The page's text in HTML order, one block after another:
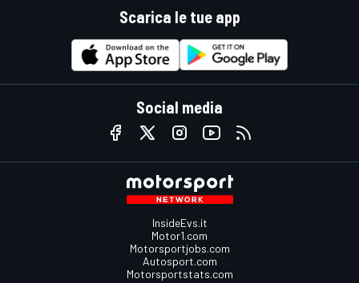
Scarica le tue app
Social media
InsideEvs.it
Motor1.com
Motorsportjobs.com
Autosport.com
Motorsportstats.com